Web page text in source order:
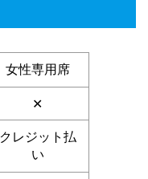
女性専用席
✕
クレジット払
い